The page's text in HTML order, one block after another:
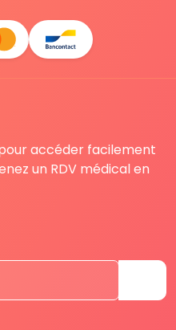
accéder facilement
un RDV médical en